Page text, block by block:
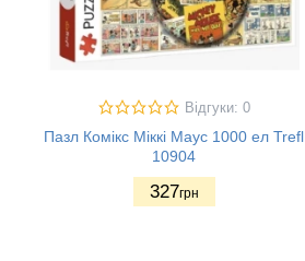
Відгуки: 0
Пазл Комікс Міккі Маус 1000 ел Trefl
10904
327грн